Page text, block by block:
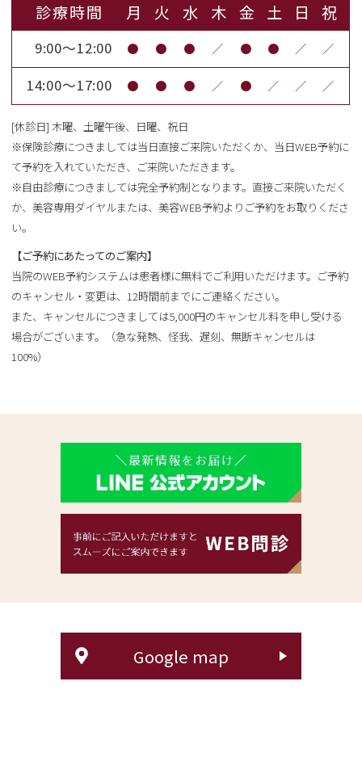
診療時間 月 火 水 木 金 土 日 祝
9:00～12:00 ● ● ● ／ ● ● ／ ／
14:00～17:00 ● ● ● ／ ● ／ ／ ／
[休診日] 木曜、土曜午後、日曜、祝日
※保険診療につきましては当日直接ご来院いただくか、当日WEB予約に
て予約を入れていただき、ご来院いただきます。
※自由診療につきましては完全予約制となります。直接ご来院いただく
か、美容専用ダイヤルまたは、美容WEB予約よりご予約をお取りくださ
い。
【ご予約にあたってのご案内】
当院のWEB予約システムは患者様に無料でご利用いただけます。ご予約
のキャンセル・変更は、12時間前までにご連絡ください。
また、キャンセルにつきましては5,000円のキャンセル料を申し受ける
場合がございます。（急な発熱、怪我、遅刻、無断キャンセルは
100%）
Google map